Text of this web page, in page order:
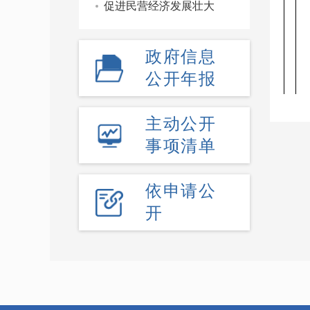
促进民营经济发展壮大
政府信息
公开年报
主动公开
事项清单
依申请公
开